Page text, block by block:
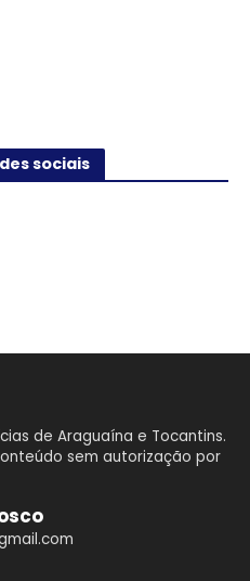
sociais
de Araguaína e Tocantins.
sem autorização por